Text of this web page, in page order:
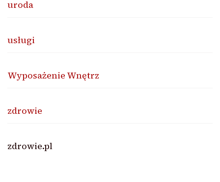
uroda
usługi
Wyposażenie Wnętrz
zdrowie
zdrowie.pl